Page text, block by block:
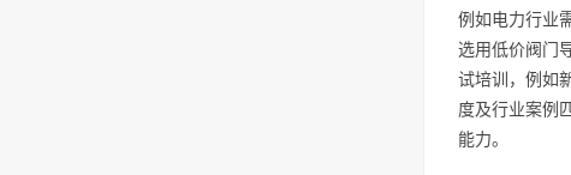
例如电力行业
选用低价阀门
试培训，例如
度及行业案例
能力。